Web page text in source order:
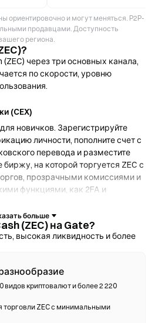
ориентировочно и могут меняться. P2P-
продавцами. Доступность
региона.
через три основных канала,
по скорости, уровню
(CEX)
новичков. Зарегистрируйте
личности, пополните счет с
перевода и разместите
на которой торгуется ZEC с
прозрачными комиссиями и
функциями, как 2FA и
отдают приоритет
приватные ключи и
в интерфейсе кошелька.
поддерживают фиатный
купить ZEC с помощью
(ZEC) на Gate?
высокая ликвидность и более
криптовалют и более 2 220
торговли ZEC с минимальными